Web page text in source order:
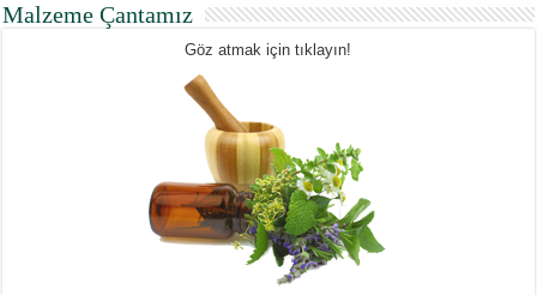
Malzeme Çantamız
Göz atmak için tıklayın!